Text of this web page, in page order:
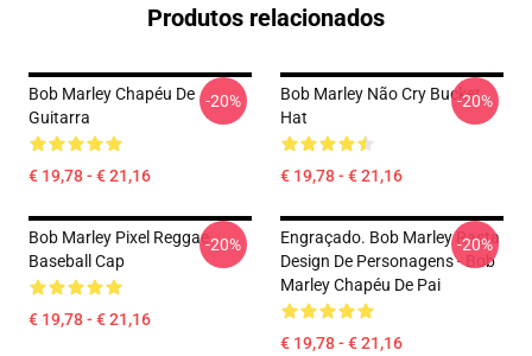
Produtos relacionados
Bob Marley Chapéu De
Guitarra
€ 19,78 - € 21,16
-20%
Bob Marley Não Cry Bucket
Hat
€ 19,78 - € 21,16
-20%
Bob Marley Pixel Reggae
Baseball Cap
€ 19,78 - € 21,16
-20%
Engraçado. Bob Marley Rasta
Design De Personagens - Bob
Marley Chapéu De Pai
€ 19,78 - € 21,16
-20%